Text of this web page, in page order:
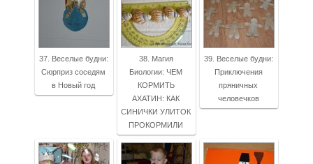
37. Веселые будни:
Сюрприз соседям
в Новый год
38. Магия
Биологии: ЧЕМ
КОРМИТЬ
АХАТИН: КАК
СИНИЧКИ УЛИТОК
ПРОКОРМИЛИ
39. Веселые будни:
Приключения
пряничных
человечков